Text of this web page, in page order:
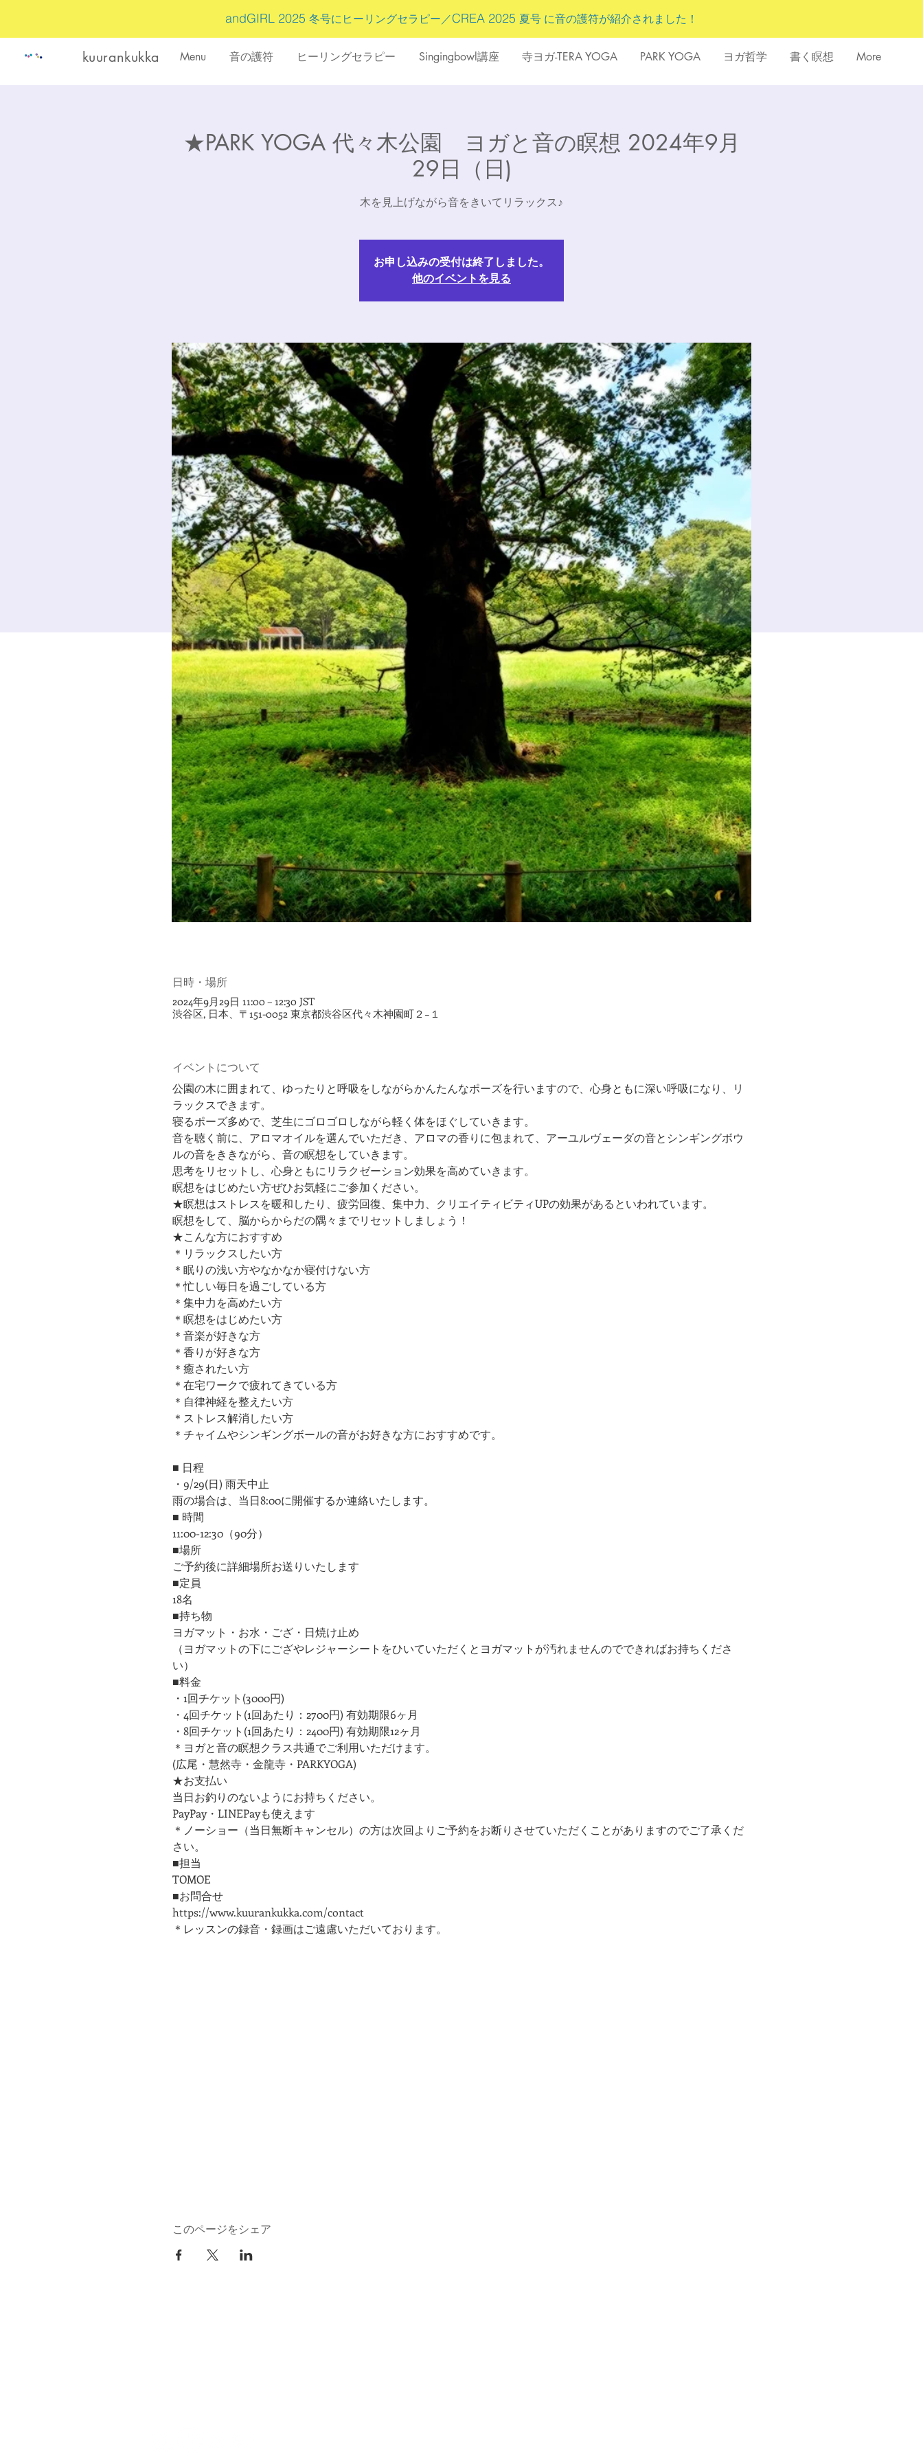
kuurankukka Menu 音の護符 ヒーリングセラピー Singingbowl講座 寺ヨガ-TERA YOGA PARK YOGA ヨガ哲学 書く瞑想 More
andGIRL 2025 冬号にヒーリングセラピー／CREA 2025 夏号 に音の護符が紹介されました！
★PARK YOGA 代々木公園 ヨガと音の瞑想 2024年9月
29日（日)
木を見上げながら音をきいてリラックス♪
お申し込みの受付は終了しました。
他のイベントを見る
日時・場所
2024年9月29日 11:00 – 12:30 JST
渋谷区, 日本、〒151-0052 東京都渋谷区代々木神園町２−１
イベントについて
公園の木に囲まれて、ゆったりと呼吸をしながらかんたんなポーズを行いますので、心身ともに深い呼吸になり、リ
ラックスできます。
寝るポーズ多めで、芝生にゴロゴロしながら軽く体をほぐしていきます。
音を聴く前に、アロマオイルを選んでいただき、アロマの香りに包まれて、アーユルヴェーダの音とシンギングボウ
ルの音をききながら、音の瞑想をしていきます。
思考をリセットし、心身ともにリラクゼーション効果を高めていきます。
瞑想をはじめたい方ぜひお気軽にご参加ください。
★瞑想はストレスを暖和したり、疲労回復、集中力、クリエイティビティUPの効果があるといわれています。
瞑想をして、脳からからだの隅々までリセットしましょう！
★こんな方におすすめ
＊リラックスしたい方
＊眠りの浅い方やなかなか寝付けない方
＊忙しい毎日を過ごしている方
＊集中力を高めたい方
＊瞑想をはじめたい方
​＊音楽が好きな方
​＊香りが好きな方
​＊癒されたい方
＊在宅ワークで疲れてきている方
＊自律神経を整えたい方
​＊ストレス解消したい方
＊チャイムやシンギングボールの音がお好きな方におすすめです。
■ 日程
・9/29(日) 雨天中止
雨の場合は、当日8:00に開催するか連絡いたします。
■ 時間
11:00-12:30（90分）
■場所
ご予約後に詳細場所お送りいたします
■定員
18名
■持ち物
ヨガマット・お水・ござ・日焼け止め
（ヨガマットの下にござやレジャーシートをひいていただくとヨガマットが汚れませんのでできればお持ちくださ
い）
■料金
・1回チケット(3000円)
・4回チケット(1回あたり：2700円) 有効期限6ヶ月
・8回チケット(1回あたり：2400円) 有効期限12ヶ月
＊ヨガと音の瞑想クラス共通でご利用いただけます。
(広尾・慧然寺・金龍寺・PARKYOGA)
★お支払い
当日お釣りのないようにお持ちください。
PayPay・LINEPayも使えます
＊ノーショー（当日無断キャンセル）の方は次回よりご予約をお断りさせていただくことがありますのでご了承くだ
さい。
■担当
TOMOE
■お問合せ
https://www.kuurankukka.com/contact
＊レッスンの録音・録画はご遠慮いただいております。
このページをシェア